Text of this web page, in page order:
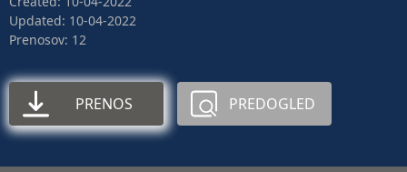
Updated: 10-04-2022
Prenosov: 12
PRENOS PREDOGLED